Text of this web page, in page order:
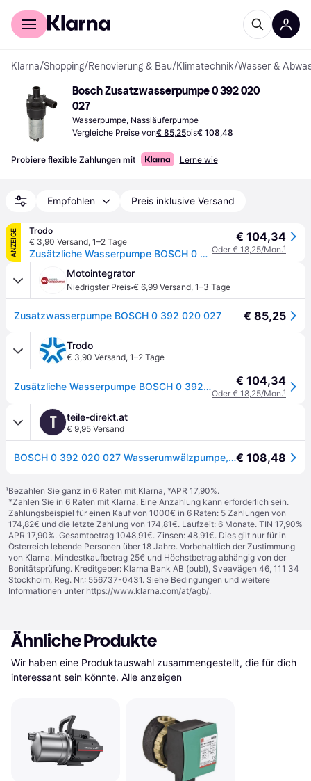
Für Shopper
Klarna/Shopping/Renovierung & Bau/Klimatechnik/Wasser &
Bosch Zusatzwasserpumpe 0 392 020
027
Wasserpumpe, Nassläuferpumpe
Vergleiche Preise von€ 85,25bis€ 108,48
Probiere flexible Zahlungen mit Lerne wie
Empfohlen Preis inklusive Versand
ANZEIGE
Trodo
€ 3,90 Versand, 1–2 Tage
Zusätzliche Wasserpumpe BOSCH 0 392 020 027
€ 104,34
Oder € 18,25/Mon.¹
Motointegrator
Niedrigster Preis·€ 6,99 Versand, 1–3 Tage
Zusatzwasserpumpe BOSCH 0 392 020 027 € 85,25
Trodo
€ 3,90 Versand, 1–2 Tage
Zusätzliche Wasserpumpe BOSCH 0 392 020 027 € 104,34
Oder € 18,25/Mon.¹
T teile-direkt.at
€ 9,95 Versand
BOSCH 0 392 020 027 Wasserumwälzpumpe, Standheizung€ 108,48
¹Bezahlen Sie ganz in 6 Raten mit Klarna, *APR 17,90%.
*Zahlen Sie in 6 Raten mit Klarna. Eine Anzahlung kann erforderlich sein.
Zahlungsbeispiel für einen Kauf von 1000€ in 6 Raten: 5 Zahlungen von
174,82€ und die letzte Zahlung von 174,81€. Laufzeit: 6 Monate. TIN 17,90%
APR 17,90%. Gesamtbetrag 1048,91€. Zinsen: 48,91€. Dies gilt nur für in
Österreich lebende Personen über 18 Jahre. Vorbehaltlich der Zustimmung
von Klarna. Mindestkaufbetrag 25€ und Höchstbetrag abhängig von der
Bonitätsprüfung. Kreditgeber: Klarna Bank AB (publ), Sveavägen 46, 111 34
Stockholm, Reg. Nr.: 556737-0431. Siehe Bedingungen und weitere
Informationen unter https://www.klarna.com/at/agb/.
Ähnliche Produkte
Wir haben eine Produktauswahl zusammengestellt, die für dich
interessant sein könnte. Alle anzeigen